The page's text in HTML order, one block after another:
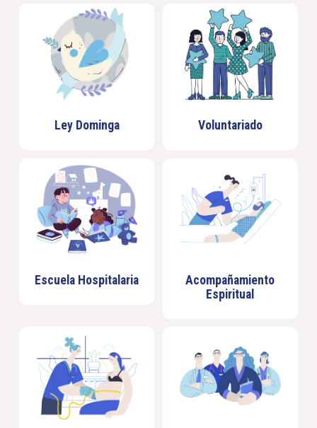
Ley Dominga Voluntariado
Escuela Hospitalaria
Acompañamiento
Espiritual